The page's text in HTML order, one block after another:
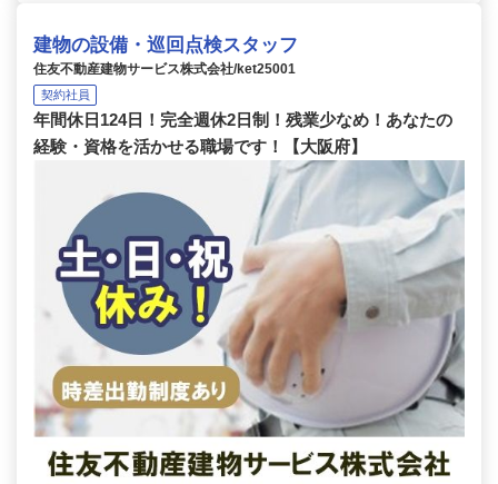
建物の設備・巡回点検スタッフ
住友不動産建物サービス株式会社/ket25001
契約社員
年間休日124日！完全週休2日制！残業少なめ！あなたの
経験・資格を活かせる職場です！【大阪府】